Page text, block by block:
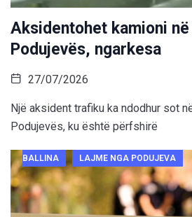
Aksidentohet kamioni në
Podujevës, ngarkesa
27/07/2026
Një aksident trafiku ka ndodhur sot
Podujevës, ku është përfshirë
BALLINA LAJME NGA PODUJEVA